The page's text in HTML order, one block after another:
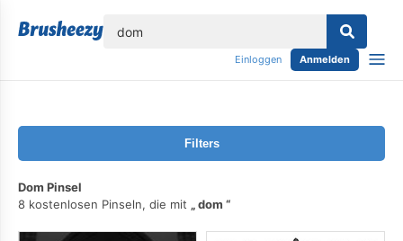
Einloggen Anmelden
Filters
Dom Pinsel
8 kostenlosen Pinseln, die mit
dom